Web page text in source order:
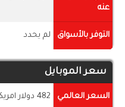
عنه
التوفر بالأسواق لم يحدد
سعر الموبايل
السعر العالمي 482 دولار امريكي